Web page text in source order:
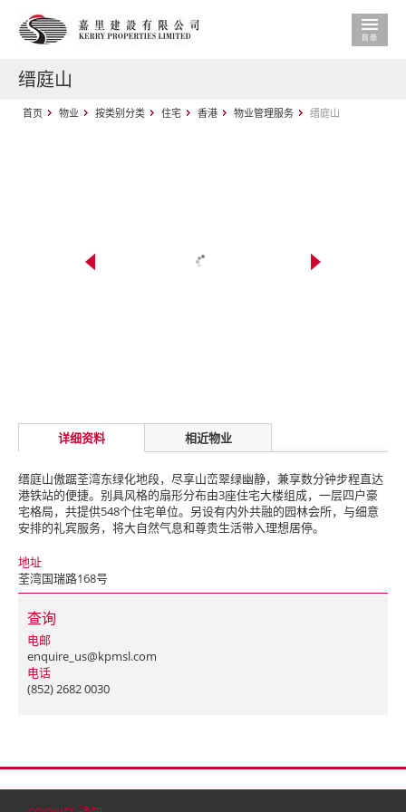
缙庭山
首页 物业 按类别分类 住宅 香港 物业管理服务 缙庭山
详细资料 相近物业
缙庭山傲踞荃湾东绿化地段，尽享山峦翠绿幽静，兼享数分钟步程直达
港铁站的便捷。别具风格的扇形分布由3座住宅大楼组成，一层四户豪
宅格局，共提供548个住宅单位。另设有内外共融的园林会所，与细意
安排的礼宾服务，将大自然气息和尊贵生活带入理想居停。
地址
荃湾国瑞路168号
查询
电邮
enquire_us@kpmsl.com
电话
(852) 2682 0030